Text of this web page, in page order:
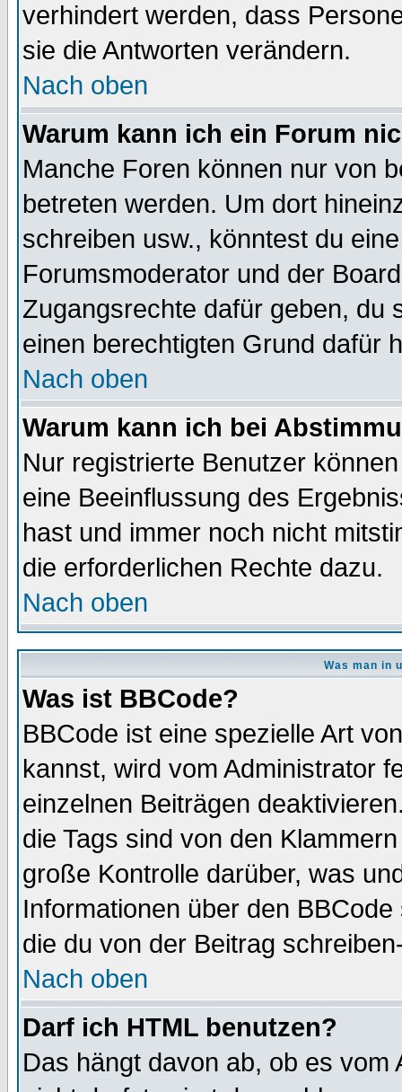
verhindert werden, dass
sie die Antworten verändern.
Nach oben
Warum kann ich ein Forum
Manche Foren können nur von
betreten werden. Um dort
schreiben usw., könntest du
Forumsmoderator und der
Zugangsrechte dafür geben, du
einen berechtigten Grund dafür
Nach oben
Warum kann ich bei
Nur registrierte Benutzer
eine Beeinflussung des
hast und immer noch nicht
die erforderlichen Rechte dazu.
Nach oben
Was man in
Was ist BBCode?
BBCode ist eine spezielle Art
kannst, wird vom Administrator
einzelnen Beiträgen
die Tags sind von den
große Kontrolle darüber, was
Informationen über den
die du von der Beitrag
Nach oben
Darf ich HTML benutzen?
Das hängt davon ab, ob es